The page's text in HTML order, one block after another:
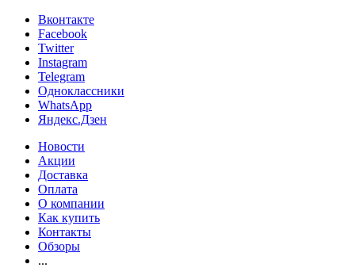
Вконтакте
Facebook
Twitter
Instagram
Telegram
Одноклассники
WhatsApp
Яндекс.Дзен
Новости
Акции
Доставка
Оплата
О компании
Как купить
Контакты
Обзоры
...